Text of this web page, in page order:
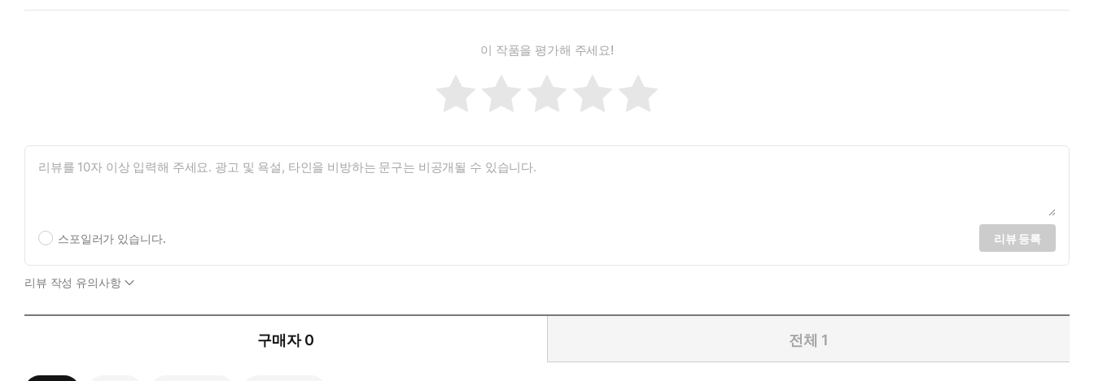
이 작품을 평가해 주세요!
스포일러가 있습니다. 리뷰 등록
리뷰 작성 유의사항
구매자 0 전체 1